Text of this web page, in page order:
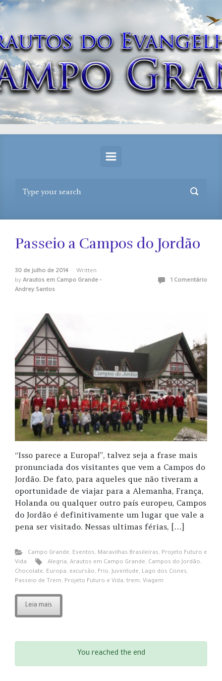
Skip to main content
Passeio a Campos do Jordão
30 de julho de 2014
Written
by Arautos em Campo Grande -
Andrey Santos
1 Comentário
“Isso parece a Europa!”, talvez seja a frase mais
pronunciada dos visitantes que vem a Campos do
Jordão. De fato, para aqueles que não tiveram a
oportunidade de viajar para a Alemanha, França,
Holanda ou qualquer outro país europeu, Campos
do Jordão é definitivamente um lugar que vale a
pena ser visitado. Nessas ultimas férias, […]
Campo Grande, Eventos, Maravilhas Brasileiras, Projeto Futuro e
Vida
Alegria, Arautos em Campo Grande, Campos do Jordão,
Chocolate, Europa, excursão, Frio,Juventude, Lago dos Cisnes,
Passeio de Trem, Projeto Futuro e Vida, trem, Viagem
Leia mais
You reached the end